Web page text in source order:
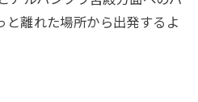
と離れた場所から出発するよ